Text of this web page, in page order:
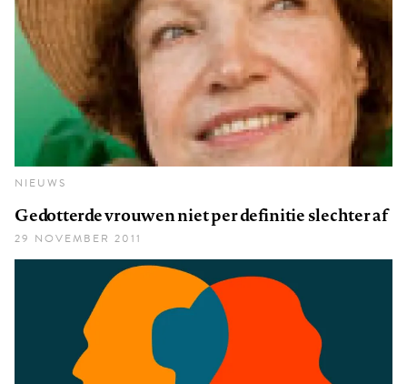
NIEUWS
Gedotterde vrouwen niet per definitie slechter af
29 NOVEMBER 2011